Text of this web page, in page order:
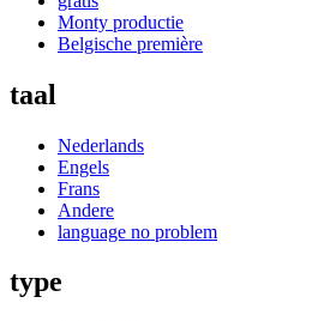
Monty productie
Belgische première
taal
Nederlands
Engels
Frans
Andere
language no problem
type